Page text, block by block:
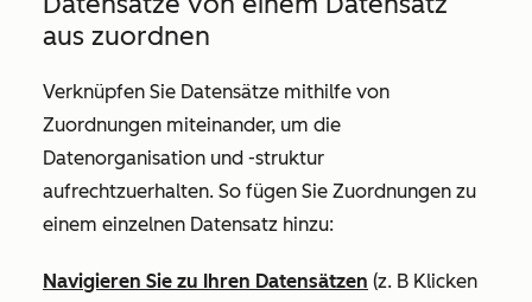
aus zuordnen
Verknüpfen Sie Datensätze mithilfe von
Zuordnungen miteinander, um die
Datenorganisation und -struktur
aufrechtzuerhalten. So fügen Sie Zuordnungen zu
einem einzelnen Datensatz hinzu:
Navigieren Sie zu Ihren Datensätzen (z. B Klicken